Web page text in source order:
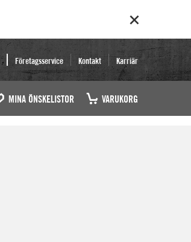
Företagsservice Kontakt Karriär
MINA ÖNSKELISTOR VARUKORG